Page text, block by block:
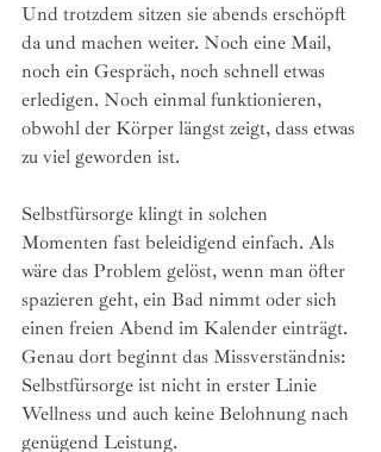
Und trotzdem sitzen sie abends erschöpft
da und machen weiter. Noch eine Mail,
noch ein Gespräch, noch schnell etwas
erledigen. Noch einmal funktionieren,
obwohl der Körper längst zeigt, dass etwas
zu viel geworden ist.
Selbstfürsorge klingt in solchen
Momenten fast beleidigend einfach. Als
wäre das Problem gelöst, wenn man öfter
spazieren geht, ein Bad nimmt oder sich
einen freien Abend im Kalender einträgt.
Genau dort beginnt das Missverständnis:
Selbstfürsorge ist nicht in erster Linie
Wellness und auch keine Belohnung nach
genügend Leistung.